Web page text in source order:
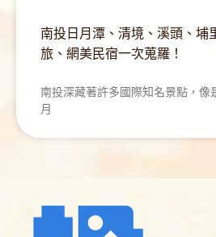
南投日月潭、清境、溪頭、埔
旅、網美民宿一次蒐羅！
南投深藏著許多國際知名景點，像
月